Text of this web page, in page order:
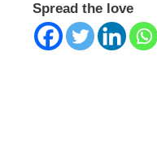
Spread the love